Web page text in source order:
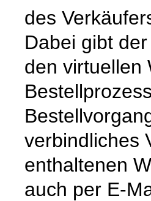
des
Dabei gibt
den virtuellen
verbindliches
enthaltenen
auch per E-